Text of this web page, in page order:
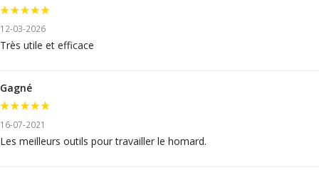
12-03-2026
Très utile et efficace
Gagné
16-07-2021
Les meilleurs outils pour travailler le homard.